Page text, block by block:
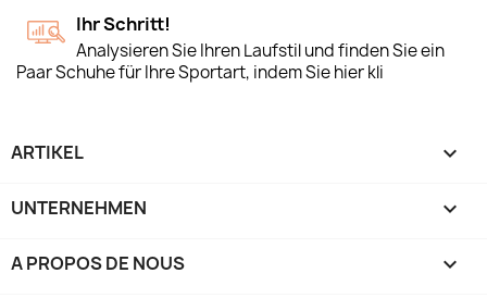
Ihr Schritt!
Analysieren Sie Ihren Laufstil und finden Sie ein
Paar Schuhe für Ihre Sportart, indem Sie hier kli
ARTIKEL 
UNTERNEHMEN 
A PROPOS DE NOUS 